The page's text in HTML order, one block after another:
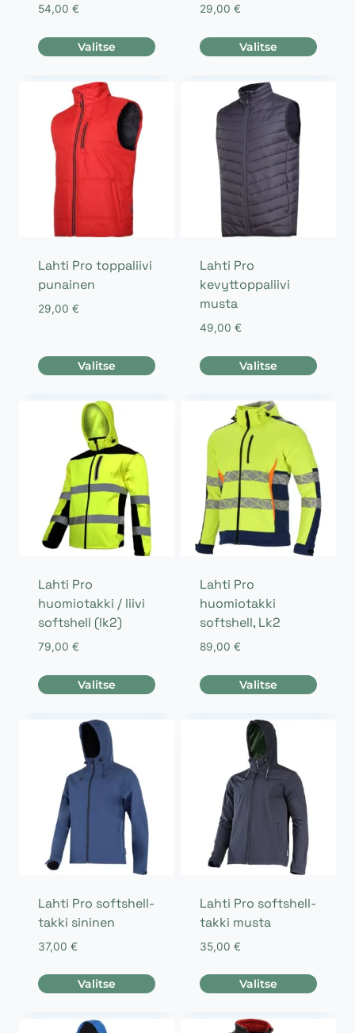
54,00 €
Valitse
tuotteella
useampi
muunnelma.
Voit
tehdä
valinnat
29,00 €
Valitse
tuotteella
useampi
muunnelma.
Voit
tehdä
valinnat
tuotteen
Lahti Pro toppaliivi
punainen
29,00 €
Valitse
tuotteella
useampi
muunnelma.
tehdä
valinnat
tuotteen
Lahti Pro
kevyttoppaliivi
musta
49,00 €
Valitse
tuotteella
useampi
muunnelma.
Voit
tehdä
valinnat
tuotteen
Lahti Pro
huomiotakki / liivi
softshell (lk2)
79,00 €
Valitse
tuotteella
useampi
muunnelma.
Voit
tehdä
valinnat
tuotteen
Lahti Pro
huomiotakki
softshell, Lk2
89,00 €
Valitse
tuotteella
useampi
muunnelma.
Voit
tehdä
valinnat
tuotteen
Lahti Pro softshell-
takki sininen
37,00 €
Valitse
tuotteella
Lahti Pro softshell-
takki musta
35,00 €
Valitse
tuotteella